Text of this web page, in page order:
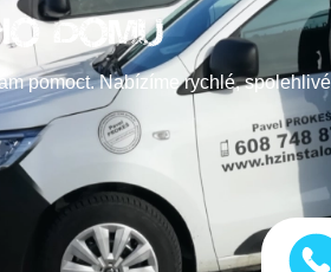
DOMU
pomoct. Nabízíme rychlé,